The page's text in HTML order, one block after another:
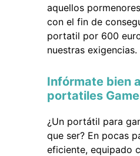
aquellos
con el fin de
portatil por 600
nuestras exigencias.
Infórmate bien
portatiles
¿Un portátil para
que ser? En pocas
eficiente, equipado